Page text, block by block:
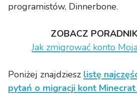
programistów, Dinnerbone.
ZOBACZ
Jak zmigrować konto
Poniżej znajdziesz listę
pytań o migracji kont Minecrat